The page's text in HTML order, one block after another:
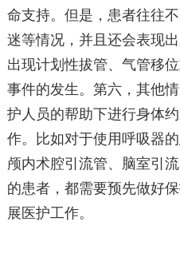
命支持。但是，患者往往
迷等情况，并且还会表现
出现计划性拔管、气管移
事件的发生。第六，其他
护人员的帮助下进行身体
作。比如对于使用呼吸器
颅内术腔引流管、脑室引
的患者，都需要预先做好
展医护工作。